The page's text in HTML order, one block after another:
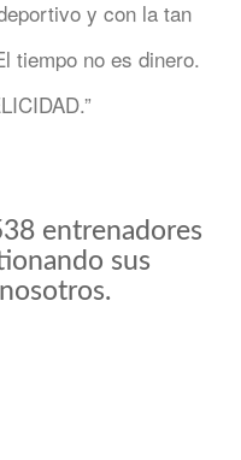
y con la tan
tiempo no es dinero.
entrenadores
sus